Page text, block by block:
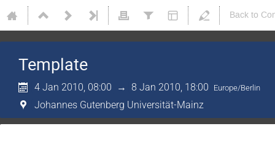
Back to
Template
4 Jan 2010, 08:00 → 8 Jan 2010, 18:00 Europe/Berlin
Johannes Gutenberg Universität-Mainz